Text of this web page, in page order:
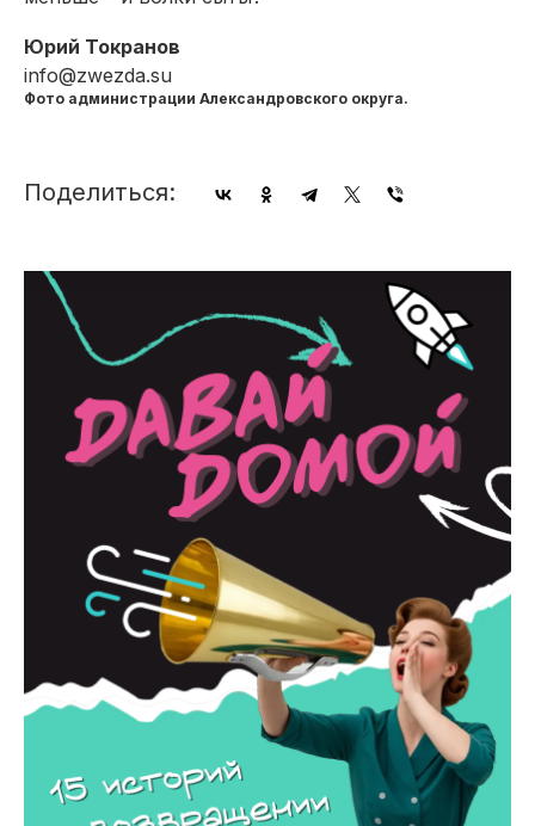
Юрий Токранов
info@zwezda.su
Фото администрации Александровского округа.
Поделиться: